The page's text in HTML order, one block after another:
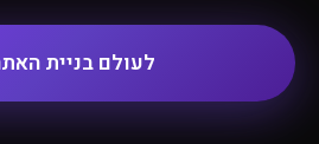
לעולם בניית